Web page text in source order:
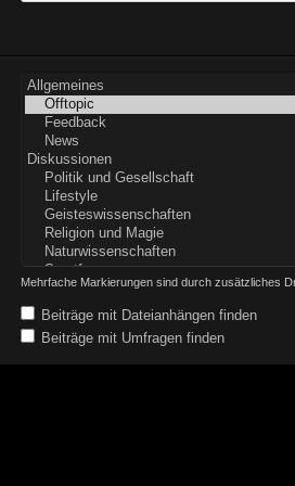
Mehrfache Markierungen sind durch zusätzliches
Beiträge mit Dateianhängen finden
Beiträge mit Umfragen finden